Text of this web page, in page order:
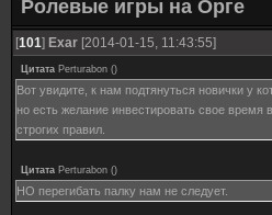
Ролевые игры на Орге
[101] Exar [2014-01-15, 11:43:55]
Цитата Perturabon ()
Вот увидите, к нам подтянуться новички у
но есть желание инвестировать свое время
строгих правил.
Цитата Perturabon ()
НО перегибать палку нам не следует.